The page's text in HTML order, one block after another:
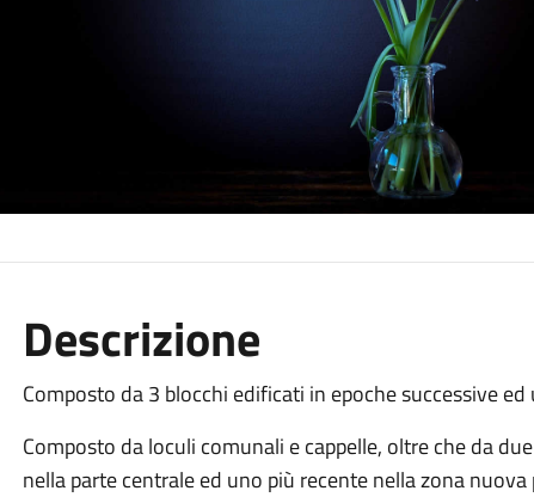
Descrizione
Composto da 3 blocchi edificati in epoche successive
Composto da loculi comunali e cappelle, oltre che da
nella parte centrale ed uno più recente nella zona nuova